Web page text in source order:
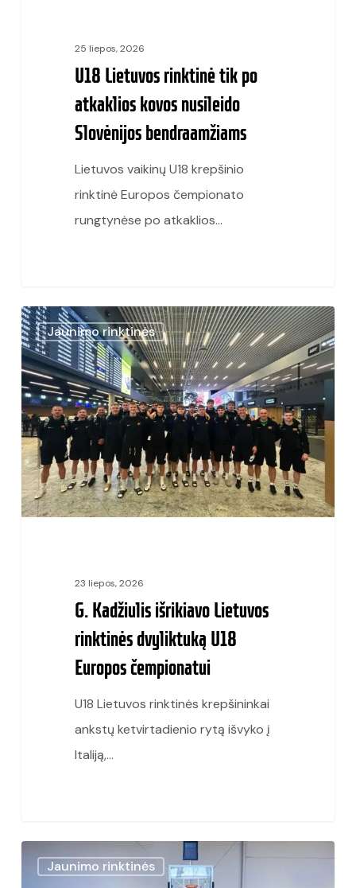
25 liepos, 2026
U18 Lietuvos rinktinė tik po
atkaklios kovos nusileido
Slovėnijos bendraamžiams
Lietuvos vaikinų U18 krepšinio
rinktinė Europos čempionato
rungtynėse po atkaklios…
G.
Kadžiulis
išrikiavo
Lietuvos
rinktinės
dvyliktuką
U18
Europos
čempionatui
Jaunimo rinktinės
23 liepos, 2026
G. Kadžiulis išrikiavo Lietuvos
rinktinės dvyliktuką U18
Europos čempionatui
U18 Lietuvos rinktinės krepšininkai
ankstų ketvirtadienio rytą išvyko į
Italiją,…
U16
Lietuvos
Jaunimo rinktinės